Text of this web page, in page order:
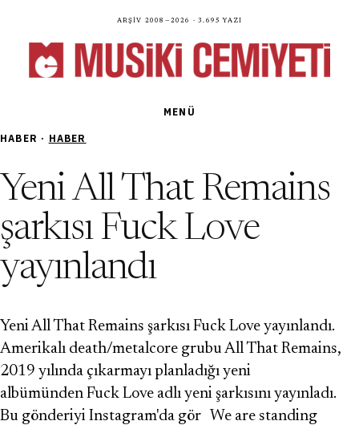
Arşiv 2008—2026 · 3.695 yazı
MENÜ
HABER · HABER
Yeni All That Remains
şarkısı Fuck Love
yayınlandı
Yeni All That Remains şarkısı Fuck Love yayınlandı.
Amerikalı death/metalcore grubu All That Remains,
2019 yılında çıkarmayı planladığı yeni
albümünden Fuck Love adlı yeni şarkısını yayınladı.
Bu gönderiyi Instagram'da gör We are standing